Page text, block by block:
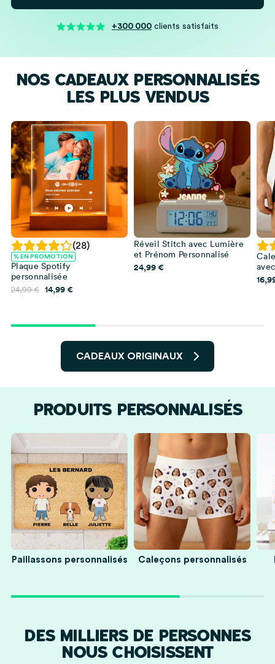
+300 000 clients satisfaits
NOS CADEAUX PERSONNALISÉS
LES PLUS VENDUS
(28)
% EN PROMOTION
Plaque Spotify
personnalisée
24,99€ Le
24,99 €.
14,99€
14,99 €.
Réveil Stitch avec Lumière
et Prénom Personnalisé
24,99€
CADEAUX ORIGINAUX
PRODUITS PERSONNALISÉS
Paillassons personnalisés Caleçons personnalisés
DES MILLIERS DE PERSONNES
NOUS CHOISISSENT